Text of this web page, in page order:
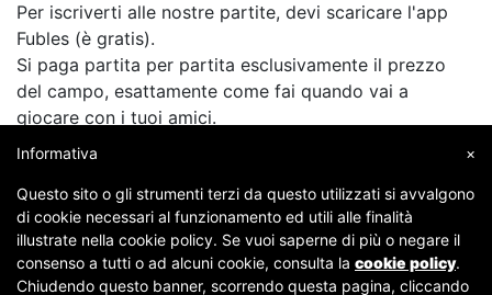
Per iscriverti alle nostre partite, devi scaricare l'app
Fubles (è gratis).
Si paga partita per partita esclusivamente il prezzo
del campo, esattamente come fai quando vai a
giocare con i tuoi amici.
×
Informativa
Questo sito o gli strumenti terzi da questo utilizzati si avvalgono
di cookie necessari al funzionamento ed utili alle finalità
illustrate nella cookie policy. Se vuoi saperne di più o negare il
consenso a tutti o ad alcuni cookie, consulta la cookie policy.
Chiudendo questo banner, scorrendo questa pagina, cliccando